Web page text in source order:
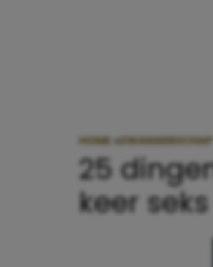
HOME »ZWANGERSCHAP
25
keer